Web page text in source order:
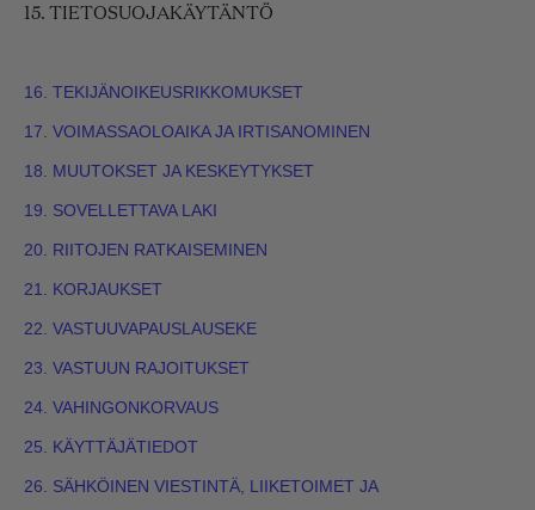
15. TIETOSUOJAKÄYTÄNTÖ
16. TEKIJÄNOIKEUSRIKKOMUKSET
17. VOIMASSAOLOAIKA JA IRTISANOMINEN
18. MUUTOKSET JA KESKEYTYKSET
19. SOVELLETTAVA LAKI
20. RIITOJEN RATKAISEMINEN
21. KORJAUKSET
22. VASTUUVAPAUSLAUSEKE
23. VASTUUN RAJOITUKSET
24. VAHINGONKORVAUS
25. KÄYTTÄJÄTIEDOT
26. SÄHKÖINEN VIESTINTÄ, LIIKETOIMET JA